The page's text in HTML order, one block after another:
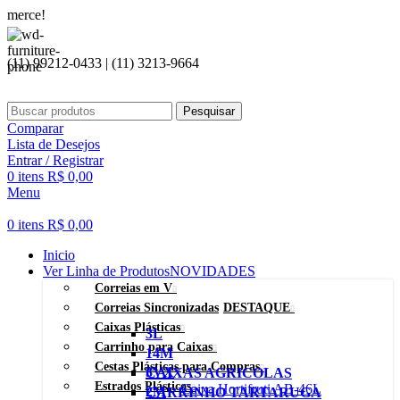
(11) 99212-0433 | (11) 3213-9664
Pesquisar
Comparar
Lista de Desejos
Entrar / Registrar
0 itens R$ 0,00
Menu
0 itens R$ 0,00
Inicio
Ver Linha de ProdutosNOVIDADES
Correias em V
3L
3VX
Correias Sincronizadas DESTAQUE
14M
2M
Caixas Plásticas
CAIXAS AGRICOLAS
Caixa Hortifruti AB-46L
Carrinho para Caixas
CARRINHO TARTARUGA
Cestas Plásticas para Compras
Estrados Plásticos